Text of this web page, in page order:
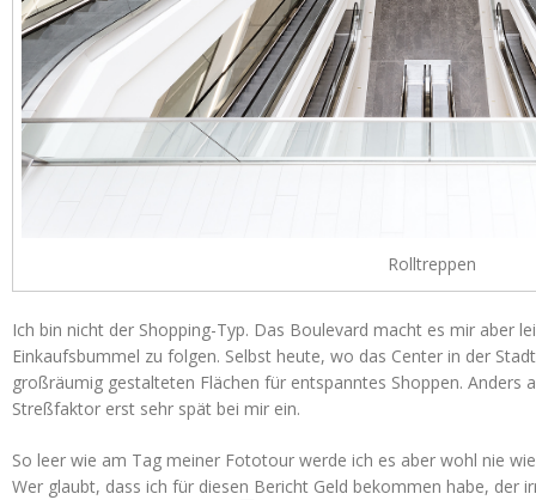
Rolltreppen
Ich bin nicht der Shopping-Typ. Das Boulevard macht es mir aber
Einkaufsbummel zu folgen. Selbst heute, wo das Center in der
großräumig gestalteten Flächen für entspanntes Shoppen. Anders
Streßfaktor erst sehr spät bei mir ein.
So leer wie am Tag meiner Fototour werde ich es aber wohl nie
Wer glaubt, dass ich für diesen Bericht Geld bekommen habe, der